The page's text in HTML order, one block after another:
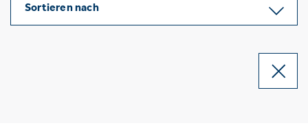
Sortieren nach